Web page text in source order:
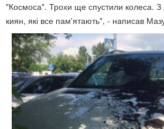
"Космоса". Трохи ще спустили колеса.
киян, які все пам'ятають", - написав